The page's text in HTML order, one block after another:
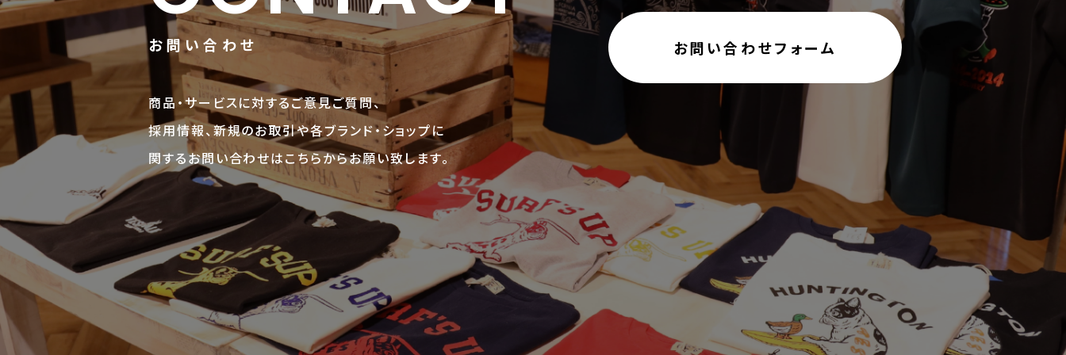
お問い合わせ
商品・サービスに対するご意見ご質問、
採用情報、新規のお取引や各ブランド・ショップに
関するお問い合わせはこちらからお願い致します。
お問い合わせフォーム